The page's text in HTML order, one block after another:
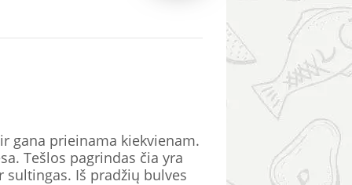
gana prieinama kiekvienam.
Tešlos pagrindas čia yra
Iš pradžių bulves